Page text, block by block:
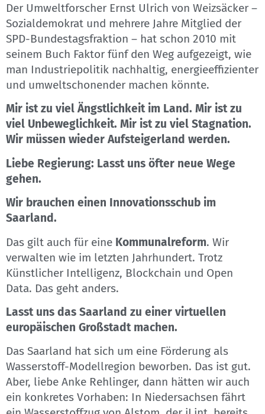
Der Umweltforscher Ernst Ulrich von Weizsäcker –
Sozialdemokrat und mehrere Jahre Mitglied der
SPD-Bundestagsfraktion – hat schon 2010 mit
seinem Buch Faktor fünf den Weg aufgezeigt, wie
man Industriepolitik nachhaltig, energieeffizienter
und umweltschonender machen könnte.
Mir ist zu viel Ängstlichkeit im Land. Mir ist zu
viel Unbeweglichkeit. Mir ist zu viel Stagnation.
Wir müssen wieder Aufsteigerland werden.
Liebe Regierung: Lasst uns öfter neue Wege
gehen.
Wir brauchen einen Innovationsschub im
Saarland.
Das gilt auch für eine Kommunalreform. Wir
verwalten wie im letzten Jahrhundert. Trotz
Künstlicher Intelligenz, Blockchain und Open
Data. Das geht anders.
Lasst uns das Saarland zu einer virtuellen
europäischen Großstadt machen.
Das Saarland hat sich um eine Förderung als
Wasserstoff-Modellregion beworben. Das ist gut.
Aber, liebe Anke Rehlinger, dann hätten wir auch
ein konkretes Vorhaben: In Niedersachsen fährt